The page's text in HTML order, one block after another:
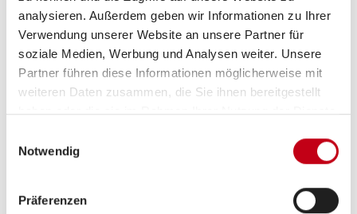
analysieren. Außerdem geben wir Informationen zu Ihrer
Verwendung unserer Website an unsere Partner für
soziale Medien, Werbung und Analysen weiter. Unsere
Partner führen diese Informationen möglicherweise mit
weiteren Daten zusammen, die Sie ihnen bereitgestellt
haben oder die sie im Rahmen Ihrer Nutzung der Dienste
Notwendig
Präferenzen
Infrastruktur WC
Betten Doppel-/franz. Bett